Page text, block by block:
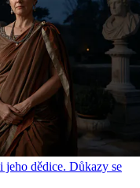
jeho dědice. Důkazy se